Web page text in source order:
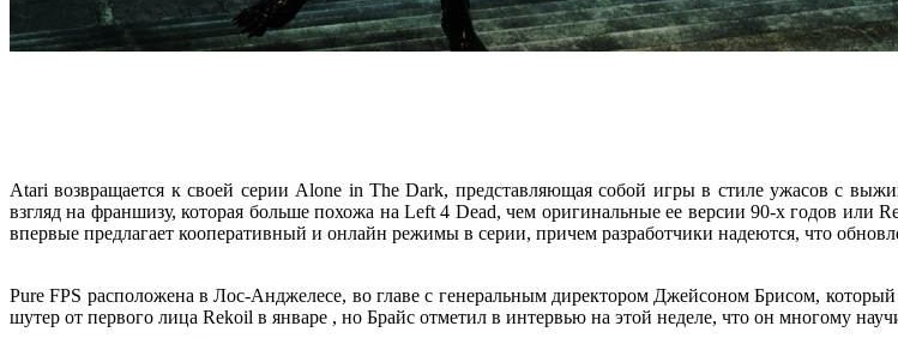
Atari возвращается к своей серии Alone in The Dark, представляющая собой игры в стиле ужасов с
взгляд на франшизу, которая больше похожа на Left 4 Dead, чем оригинальные ее версии 90-х годов или
впервые предлагает кооперативный и онлайн режимы в серии, причем разработчики надеются, что
Pure FPS расположена в Лос-Анджелесе, во главе с генеральным директором Джейсоном Брисом,
шутер от первого лица Rekoil в январе , но Брайс отметил в интервью на этой неделе, что он многому